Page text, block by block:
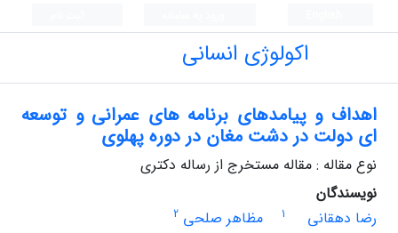
اکولوژی انسانی
اهداف و پیامدهای برنامه های عمرانی و توسعه
ای دولت در دشت مغان در دوره پهلوی
نوع مقاله : مقاله مستخرج از رساله دکتری
نویسندگان
رضا دهقانی
1 مظاهر صلحی 2